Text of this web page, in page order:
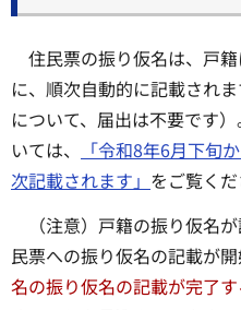
住民票の振り仮名は、戸
に、順次自動的に記載され
について、届出は不要です
いては、
「令和8年6月下旬
次記載されます」 をご覧くだ
（注意）戸籍の振り仮名
民票への振り仮名の記載が開
名の振り仮名の記載が完了